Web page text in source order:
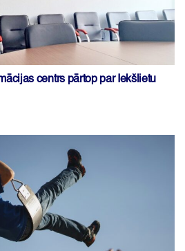
centrs pārtop par Iekšlietu